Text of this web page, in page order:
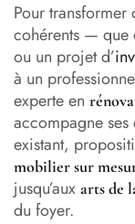
Pour transformer
cohérents — que
ou un projet d’
à un
experte en
accompagne
existant,
mobilier sur
jusqu’aux arts de
du foyer.